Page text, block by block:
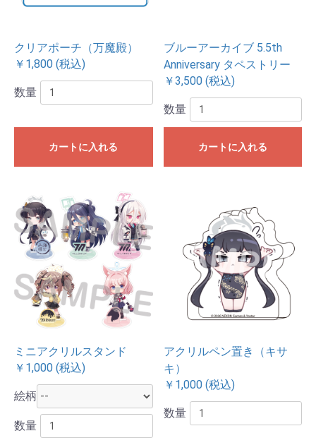
クリアポーチ（万魔殿）
￥1,800 (税込)
数量
カートに入れる
ブルーアーカイブ 5.5th
Anniversary タペストリー
￥3,500 (税込)
数量
カートに入れる
ミニアクリルスタンド
￥1,000 (税込)
絵柄
数量
アクリルペン置き（キサ
キ）
￥1,000 (税込)
数量